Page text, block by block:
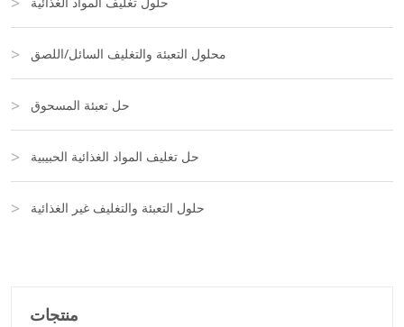
محلول التعبئة والتغليف السائل/اللصق
حل تعبئة المسحوق
حل تغليف المواد الغذائية الحبيبية
حلول التعبئة والتغليف غير الغذائية
منتجات